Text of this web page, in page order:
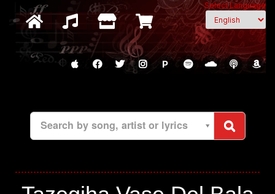
Select Language
P
Search by song, artist or lyrics